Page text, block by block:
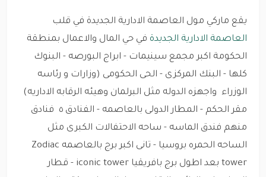
يقع ماركي مول العاصمة الادارية الجديدة في قلب
العاصمة الادارية الجديدة في حي المال والاعمال بمنطقة
الحكومة اكبر مجمع سينيمات - ابراج البورصه - البنوك
كلها - البنك المركزى - الحى الحكومى (وزارات و رئاسه
الوزراء واجهزه الدوله مثل البرلمان وهيئه الرقابه الاداريه)
مقر الحكم - المطار الدولى بالعاصمه - الفنادق ٥ فنادق
منهم فندق الماسه - ساحه الاحتفالات الكبرى مثل
الساحه الحمره بروسيا - تانى اكبر برج بالعاصمه Zodiac
tower بعد اطول برج بافريقيا iconic tower - قطار